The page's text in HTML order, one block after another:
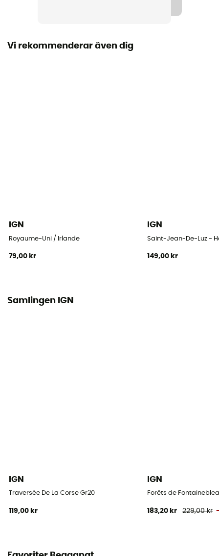
Vi rekommenderar även dig
IGN
Royaume-Uni / Irlande
79,00 kr
IGN
Saint-Jean-De-Luz -
149,00 kr
Samlingen IGN
IGN
Traversée De La Corse Gr20
119,00 kr
IGN
Forêts de
183,20 kr 229,00 kr